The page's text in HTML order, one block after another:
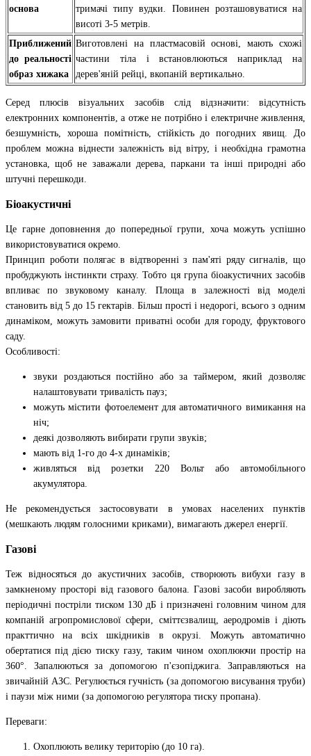
основа
тримачі типу вудки. Повинен розташовуватися на
висоті 3-5 метрів.
Приближений
до реальності
образ хижака
Виготовлені на пластмасовій основі, мають схожі
частини тіла і встановлюються наприклад на
дерев'яній рейці, вкопаній вертикально.
Серед плюсів візуальних засобів слід відзначити: відсутність
електронних компонентів, а отже не потрібно і електричне живлення,
безшумність, хороша помітність, стійкість до погодних явищ. До
проблем можна віднести залежність від вітру, і необхідна грамотна
установка, щоб не заважали дерева, паркани та інші природні або
штучні перешкоди.
Біоакустичні
Це гарне доповнення до попередньої групи, хоча можуть успішно
використовуватися окремо.
Принцип роботи полягає в відтворенні з пам'яті ряду сигналів, що
пробуджують інстинкти страху. Тобто ця група біоакустичних засобів
впливає по звуковому каналу. Площа в залежності від моделі
становить від 5 до 15 гектарів. Більш прості і недорогі, всього з одним
динаміком, можуть замовити приватні особи для городу, фруктового
саду.
Особливості:
звуки роздаються постійно або за таймером, який дозволяє
налаштовувати тривалість пауз;
можуть містити фотоелемент для автоматичного вимикання на
ніч;
деякі дозволяють вибирати групи звуків;
мають від 1-го до 4-х динаміків;
живляться від розетки 220 Вольт або автомобільного
акумулятора.
Не рекомендується застосовувати в умовах населених пунктів
(мешкають людям голосними криками), вимагають джерел енергії.
Газові
Теж відносяться до акустичних засобів, створюють вибухи газу в
замкненому просторі від газового балона. Газові засоби виробляють
періодичні постріли тиском 130 дБ і призначені головним чином для
компаній агропромислової сфери, сміттєзвалищ, аеродромів і діють
практтично на всіх шкідників в окрузі. Можуть автоматично
обертатися під дією тиску газу, таким чином охоплюючи простір на
360°. Запалюються за допомогою п'єзопіджига. Заправляються на
звичайній АЗС. Регулюється гучність (за допомогою висування труби)
і паузи між ними (за допомогою регулятора тиску пропана).
Переваги:
Охоплюють велику територію (до 10 га).